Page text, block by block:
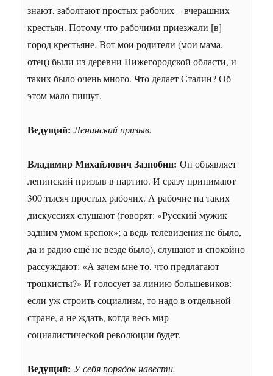
знают, заболтают простых рабочих – вчерашних
крестьян. Потому что рабочими приезжали [в]
город крестьяне. Вот мои родители (мои мама,
отец) были из деревни Нижегородской области, и
таких было очень много. Что делает Сталин? Об
этом мало пишут.
Ведущий:Ленинский призыв.
Владимир Михайлович Зазнобин:Он объявляет
ленинский призыв в партию. И сразу принимают
300 тысяч простых рабочих. А рабочие на таких
дискуссиях слушают (говорят: «Русский мужик
задним умом крепок»; а ведь телевидения не было,
да и радио ещё не везде было), слушают и спокойно
рассуждают: «А зачем мне то, что предлагают
троцкисты?» И голосует за линию большевиков:
если уж строить социализм, то надо в отдельной
стране, а не ждать, когда весь мир
социалистической революции будет.
Ведущий: У себя порядок навести.